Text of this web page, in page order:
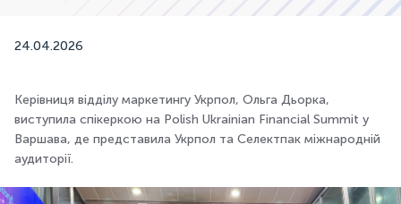
24.04.2026
Керівниця відділу маркетингу Укрпол, Ольга Дьорка,
виступила спікеркою на Polish Ukrainian Financial Summit у
Варшава, де представила Укрпол та Селектпак міжнародній
аудиторії.